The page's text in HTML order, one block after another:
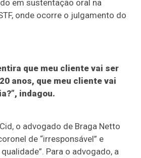
em sustentação oral na
onde ocorre o julgamento do
que meu cliente vai ser
anos, que meu cliente vai
indagou.
o advogado de Braga Netto
de “irresponsável” e
Para o advogado, a